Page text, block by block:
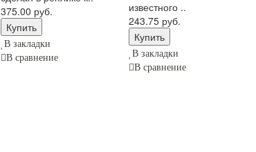
375.00 руб.
В закладки
В сравнение
известного ..
243.75 руб.
В закладки
В сравнение